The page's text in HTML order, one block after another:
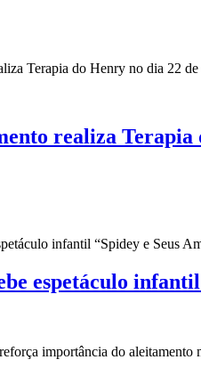
realiza Terapia
espetáculo